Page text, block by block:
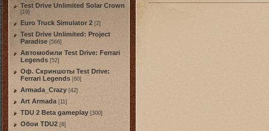
Test Drive Unlimited Solar Crown
[19]
Euro Truck Simulator 2 [2]
Test Drive Unlimited: Project
Paradise [566]
Автомобили Test Drive: Ferrari
Legends [52]
Оф. Скриншоты Test Drive:
Ferrari Legends [60]
Armada_Crazy [42]
Art Armada [11]
TDU 2 Beta gameplay [300]
Обои TDU2 [8]